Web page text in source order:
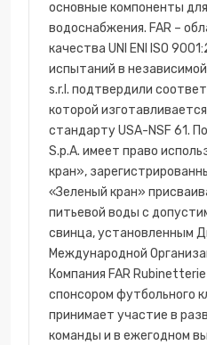
основные компоненты
водоснабжения. FAR –
качества UNI ENI ISO
испытаний в
s.r.l. подтвердили
которой
стандарту USA-NSF 61.
S.p.A. имеет право
кран»,
«Зеленый кран»
питьевой воды с
свинца, установленным
Международной
Компания FAR Rubinetterie
спонсором футбольного
принимает участие в
команды и в ежегодном